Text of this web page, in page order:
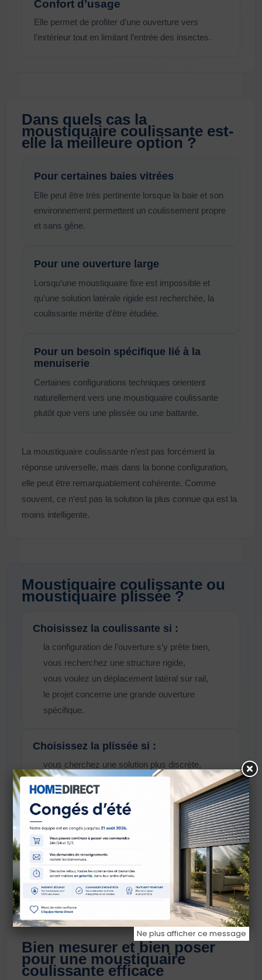
Confort d’usage
Elle permet de profiter d’une ouverture vers
l’extérieur tout en limitant l’entrée des insectes.
Dans quels cas la
moustiquaire coulissante est-
elle la meilleure option ?
Pour certaines baies vitrées
Elle peut être très pertinente lorsque la baie et son
environnement permettent un coulissement propre
et sans gêne.
Pour une ouverture large
Lorsqu’une moustiquaire fixe est impossible et
qu’une solution latérale rigide est recherchée, la
coulissante mérite d’être étudiée.
Pour un besoin spécifique lié à la
menuiserie
Certaines configurations techniques orientent
naturellement vers une moustiquaire coulissante
plutôt que vers une plissée ou une battante.
La moustiquaire coulissante n’est pas forcément la
réponse universelle, mais dans la bonne configuration,
elle peut être remarquablement cohérente. Comme
souvent, ce n’est pas la solution la plus connue qui est la
moins intelligente.
Moustiquaire coulissante ou
moustiquaire plissée ?
Choisissez la coulissante si :
la configuration de l’ouverture s’y prête bien,
vous recherchez une structure rigide,
vous voulez un déplacement latéral sur rail,
le projet concerne une grande ouverture
spécifique.
Choisissez la plissée si :
vous cherchez une solution plus discrète,
vous souhaitez une toile repliable,
le passage est très fréquent,
vous voulez une réponse souvent plus
polyvalente.
Voir le guide moustiquaire plissée
Bien mesurer et bien poser
pour une moustiquaire
coulissante efficace
Ne plus afficher ce message